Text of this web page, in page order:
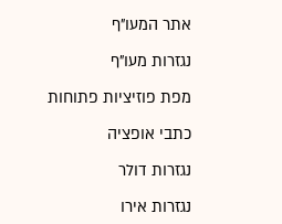
אתר המעו"ף
נגזרות מעו"ף
מפת פוזיציות פתוחות
כתבי אופציה
נגזרות דולר
נגזרות אירו